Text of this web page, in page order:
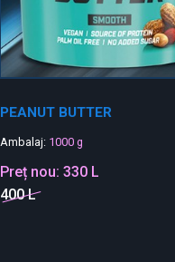
PEANUT BUTTER
Ambalaj: 1000 g
Preț nou: 330 L
400 L